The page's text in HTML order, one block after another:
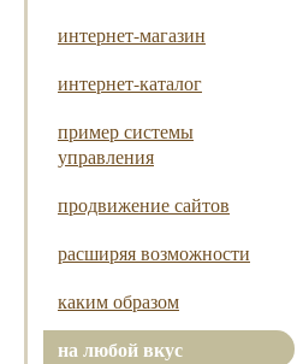
интернет-магазин
интернет-каталог
пример системы
управления
продвижение сайтов
расширяя возможности
каким образом
на любой вкус